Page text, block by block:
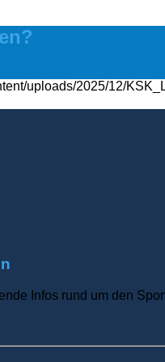
Infos rund um den